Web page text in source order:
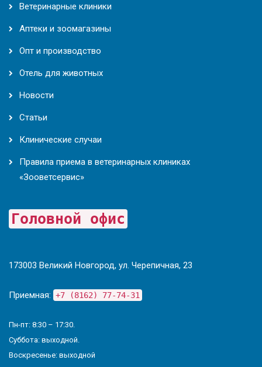
Ветеринарные клиники
Аптеки и зоомагазины
Опт и производство
Отель для животных
Новости
Статьи
Клинические случаи
Правила приема в ветеринарных клиниках
«Зооветсервис»
Головной офис
173003 Великий Новгород, ул. Черепичная, 23
Приемная: +7 (8162) 77-74-31
Пн-пт: 8:30 – 17:30.
Суббота: выходной.
Воскресенье: выходной